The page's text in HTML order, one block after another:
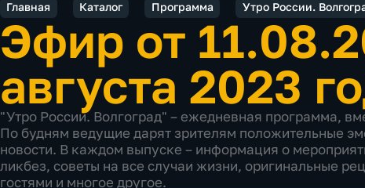
Главная Каталог Программа Утро России.
Эфир от
августа 2023
"Утро России. Волгоград" – ежедневная программа,
По будням ведущие дарят зрителям положительные
новости. В каждом выпуске – информация о
ликбез, советы на все случаи жизни, оригинальные
гостями и многое другое.